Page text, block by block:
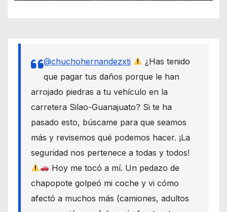
@chuchohernandezxti
¿Has tenido
que pagar tus daños porque le han
arrojado piedras a tu vehículo en la
carretera Silao-Guanajuato? Si te ha
pasado esto, búscame para que seamos
más y revisemos qué podemos hacer. ¡La
seguridad nos pertenece a todas y todos!
Hoy me tocó a mí. Un pedazo de
chapopote golpeó mi coche y vi cómo
afectó a muchos más (camiones, adultos